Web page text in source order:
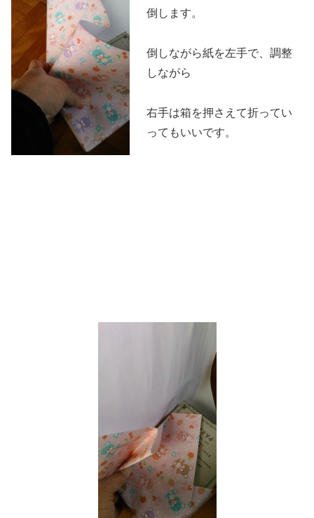
倒します。
倒しながら紙を左手で、調整
しながら
右手は箱を押さえて折ってい
ってもいいです。